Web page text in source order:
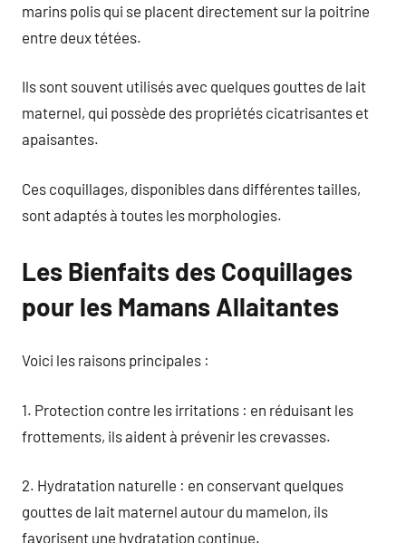
marins polis qui se placent directement sur la poitrine
entre deux tétées.
Ils sont souvent utilisés avec quelques gouttes de lait
maternel, qui possède des propriétés cicatrisantes et
apaisantes.
Ces coquillages, disponibles dans différentes tailles,
sont adaptés à toutes les morphologies.
Les Bienfaits des Coquillages
pour les Mamans Allaitantes
Voici les raisons principales :
1. Protection contre les irritations : en réduisant les
frottements, ils aident à prévenir les crevasses.
2. Hydratation naturelle : en conservant quelques
gouttes de lait maternel autour du mamelon, ils
favorisent une hydratation continue.